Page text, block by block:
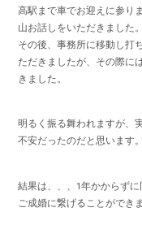
高駅まで車でお迎えに参り
山お話しをいただきました。
その後、事務所に移動し打
ただきましたが、その際に
きました。
明るく振る舞われますが、
不安だったのだと思います。
結果は、、、1年かからず
ご成婚に繋げることができ